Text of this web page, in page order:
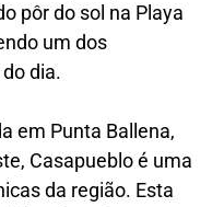
pôr do sol na Playa
um dos
dia.
em Punta Ballena,
Casapueblo é uma
da região. Esta